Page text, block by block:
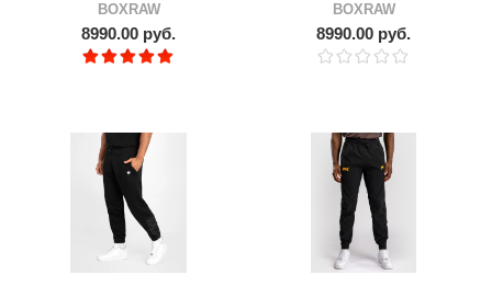
BOXRAW
8990.00 руб.
BOXRAW
8990.00 руб.